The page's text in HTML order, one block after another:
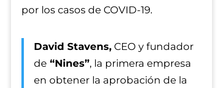
por los casos de COVID-19.
David Stavens,CEO y fundador
de“Nines”, la primera empresa
en obtener la aprobación de la